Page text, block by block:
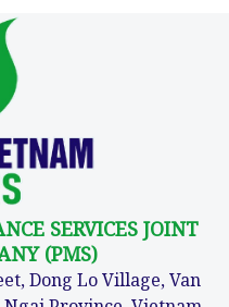
SERVICES JOINT
(PMS)
Dong Lo Village, Van